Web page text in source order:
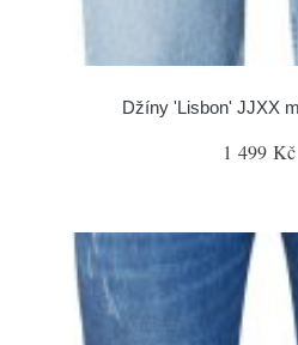
Džíny 'Lisbon' JJXX
1 499 Kč